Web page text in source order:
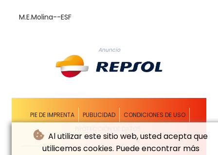
Al utilizar este sitio web, usted acepta que
utilicemos cookies. Puede encontrar más
M.E.Molina--ESF
Anuncio
PIE DE IMPRENTA PUBLICIDAD
CONDICIONES DE USO